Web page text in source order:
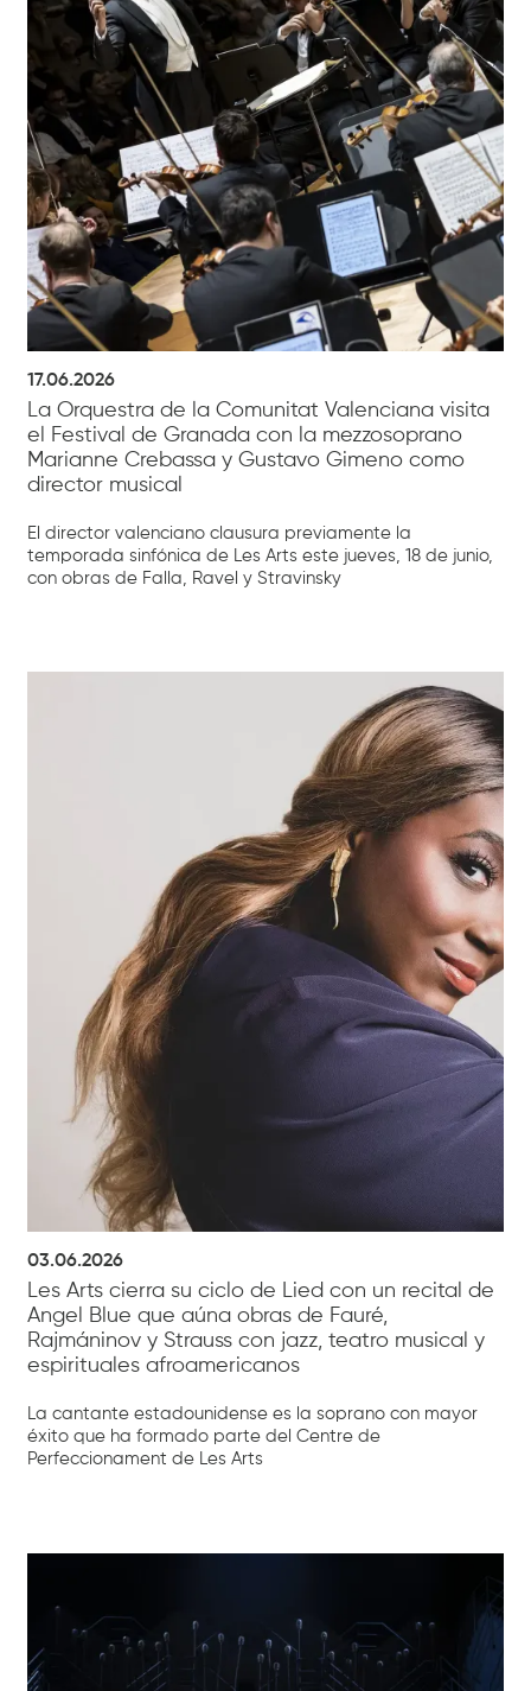
17.06.2026
La Orquestra de la Comunitat Valenciana visita
el Festival de Granada con la mezzosoprano
Marianne Crebassa y Gustavo Gimeno como
director musical
El director valenciano clausura previamente la
temporada sinfónica de Les Arts este jueves, 18 de junio,
con obras de Falla, Ravel y Stravinsky
03.06.2026
Les Arts cierra su ciclo de Lied con un recital de
Angel Blue que aúna obras de Fauré,
Rajmáninov y Strauss con jazz, teatro musical y
espirituales afroamericanos
La cantante estadounidense es la soprano con mayor
éxito que ha formado parte del Centre de
Perfeccionament de Les Arts